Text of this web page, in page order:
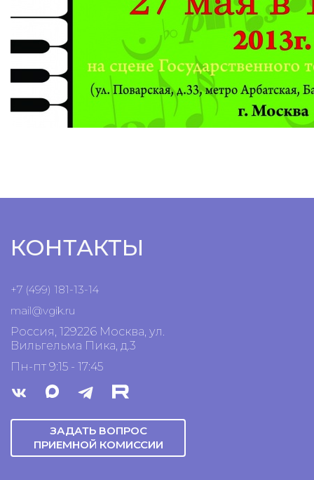
КОНТАКТЫ
+7 (499) 181-13-14
mail@vgik.ru
Россия, 129226 Москва, ул.
Вильгельма Пика, д.3
Пн-пт 9:15 - 17:45
ЗАДАТЬ ВОПРОС
ПРИЕМНОЙ КОМИССИИ